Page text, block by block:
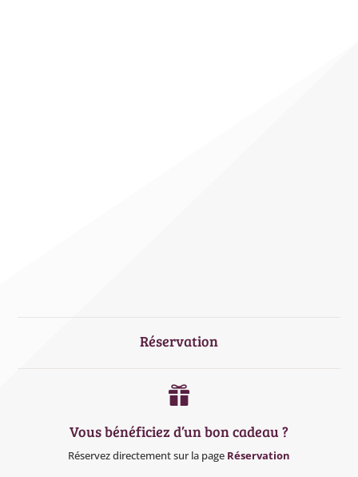
Réservation

Vous bénéficiez d’un bon cadeau ?
Réservez directement sur la page Réservation